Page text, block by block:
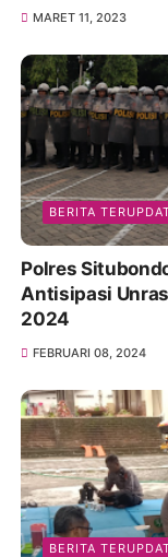
MARET 11, 2023
BERITA
Polres
Antisipasi
2024
FEBRUARI 08, 2024
BERITA